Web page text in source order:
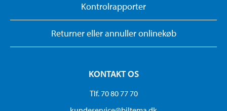
Kontrolrapporter
Returner eller annuller onlinekøb
KONTAKT OS
Tlf. 70 80 77 70